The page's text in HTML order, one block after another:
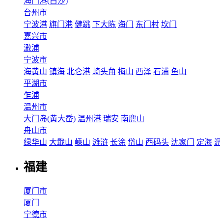
台州市
宁波港 旗门港 健跳 下大陈 海门 东门村 坎门
嘉兴市
澉浦
宁波市
海黄山 镇海 北仑港 崎头角 梅山 西泽 石浦 鱼山
平湖市
乍浦
温州市
大门岛(黄大岙) 温州港 瑞安 南麂山
舟山市
绿华山 大戢山 嵊山 滩浒 长涂 岱山 西码头 沈家门 定海
福建
厦门市
厦门
宁德市